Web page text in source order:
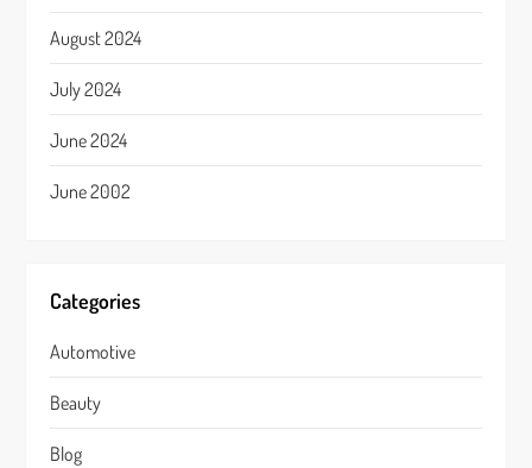
August 2024
July 2024
June 2024
June 2002
Categories
Automotive
Beauty
Blog